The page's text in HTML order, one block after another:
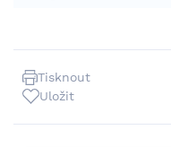
Tisknout
Uložit